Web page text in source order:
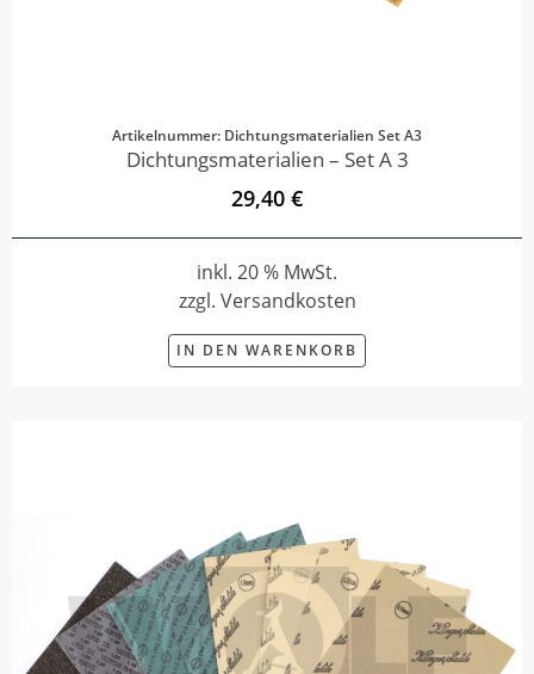
Artikelnummer: Dichtungsmaterialien Set A3
Dichtungsmaterialien – Set A 3
29,40 €
inkl. 20 % MwSt.
zzgl. Versandkosten
IN DEN WARENKORB